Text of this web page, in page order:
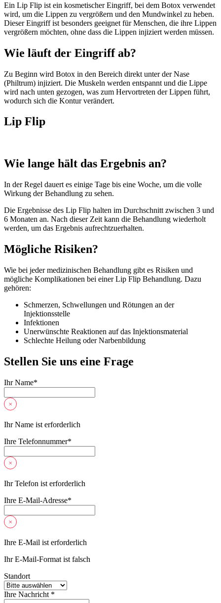
Ein Lip Flip ist ein kosmetischer Eingriff, bei dem Botox verwendet
wird, um die Lippen zu vergrößern und den Mundwinkel zu heben.
Dieser Eingriff ist besonders geeignet für Menschen, die ihre Lippen
vergrößern möchten, ohne dass die Lippen injiziert werden müssen.
Wie läuft der Eingriff ab?
Zu Beginn wird Botox in den Bereich direkt unter der Nase
(Philtrum) injiziert. Die Muskeln werden entspannt und die Lippe
wird nach unten gezogen, was zum Hervortreten der Lippen führt,
wodurch sich die Kontur verändert.
Lip Flip
Wie lange hält das Ergebnis an?
In der Regel dauert es einige Tage bis eine Woche, um die volle
Wirkung der Behandlung zu sehen.
Die Ergebnisse des Lip Flip halten im Durchschnitt zwischen 3 und
6 Monaten an. Nach dieser Zeit kann die Behandlung wiederholt
werden, um das Ergebnis aufrechtzuerhalten.
Mögliche Risiken?
Wie bei jeder medizinischen Behandlung gibt es Risiken und
mögliche Komplikationen bei einer Lip Flip Behandlung. Dazu
gehören:
Schmerzen, Schwellungen und Rötungen an der
Injektionsstelle
Infektionen
Unerwünschte Reaktionen auf das Injektionsmaterial
Schlechte Heilung oder Narbenbildung
Stellen Sie uns eine Frage
Ihr Name*
Ihr Name ist erforderlich
Ihre Telefonnummer*
Ihr Telefon ist erforderlich
Ihre E-Mail-Adresse*
Ihre E-Mail ist erforderlich
Ihr E-Mail-Format ist falsch
Standort
Ihre Nachricht *